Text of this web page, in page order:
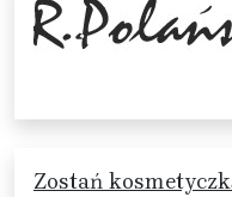
Zostań